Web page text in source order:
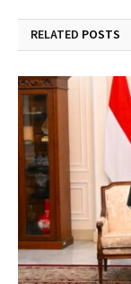
RELATED POSTS